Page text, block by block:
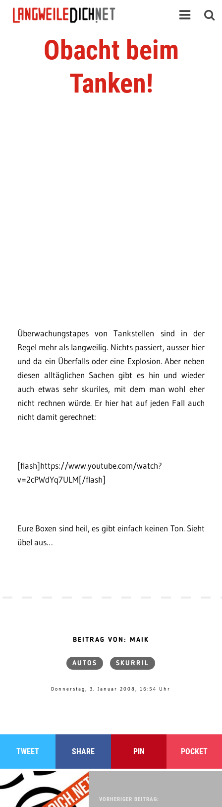
Obacht beim
Tanken!
Überwachungstapes von Tankstellen sind in der
Regel mehr als langweilig. Nichts passiert, ausser hier
und da ein Überfalls oder eine Explosion. Aber neben
diesen alltäglichen Sachen gibt es hin und wieder
auch etwas sehr skuriles, mit dem man wohl eher
nicht rechnen würde. Er hier hat auf jeden Fall auch
nicht damit gerechnet:
[flash]https://www.youtube.com/watch?
v=2cPWdYq7ULM[/flash]
Eure Boxen sind heil, es gibt einfach keinen Ton. Sieht
übel aus…
BEITRAG VON: MAIK
AUTOS SKURRIL
Donnerstag, 3. Januar 2008, 16:54 Uhr
TWEET SHARE PIN POCKET
VORHERIGER BEITRAG: